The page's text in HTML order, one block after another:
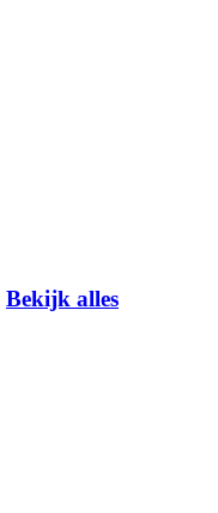
Bekijk alles